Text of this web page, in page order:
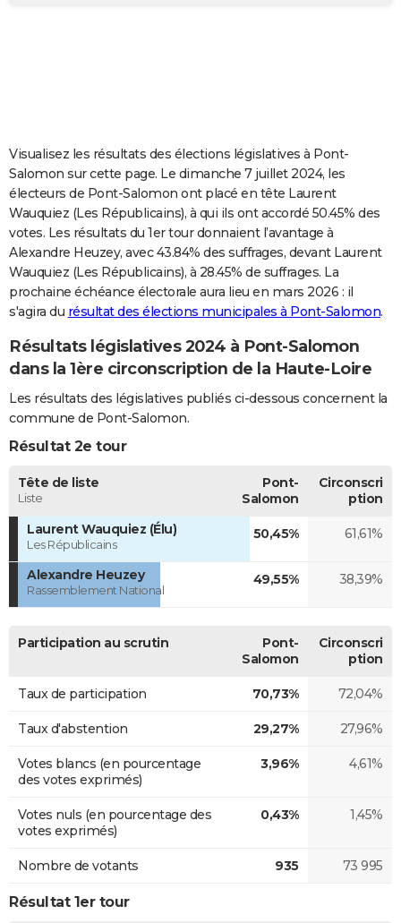
Carte de Noël
Carte Bonne année
Carte Saint-Valentin
Carte Pâques
Carte d'anniversaire
DICTIONNAIRE
Dictionnaire
Biographies
Citations
Expressions
Proverbes
COPAINS D'AVANT
S'inscrire
Se connecter
Lycées
Collèges
Primaires
Universités
Entreprises
Service militaire
Avis de recherche
AVIS DE DÉCÈS
FORUM
Bricolage
Lifestyle
Culture
Sport
Auto
Television
Voyage
Cinema
Visualisez les résultats des élections législatives à Pont-
Salomon sur cette page. Le dimanche 7 juillet 2024, les
électeurs de Pont-Salomon ont placé en tête Laurent
Wauquiez (Les Républicains), à qui ils ont accordé 50.45% des
votes. Les résultats du 1er tour donnaient l’avantage à
Alexandre Heuzey, avec 43.84% des suffrages, devant Laurent
Wauquiez (Les Républicains), à 28.45% de suffrages. La
prochaine échéance électorale aura lieu en mars 2026 : il
s'agira du résultat des élections municipales à Pont-Salomon.
Résultats législatives 2024 à Pont-Salomon
dans la 1ère circonscription de la Haute-Loire
Les résultats des législatives publiés ci-dessous concernent la
commune de Pont-Salomon.
Résultat 2e tour
Tête de liste
Liste
Pont-
Salomon
Circonscri
ption
Laurent Wauquiez (Élu)
Les Républicains
50,45% 61,61%
Alexandre Heuzey
Rassemblement National
49,55% 38,39%
Participation au scrutin
Pont-
Salomon
Circonscri
ption
Taux de participation 70,73% 72,04%
Taux d'abstention 29,27% 27,96%
Votes blancs (en pourcentage
des votes exprimés)
3,96% 4,61%
Votes nuls (en pourcentage des
votes exprimés)
0,43% 1,45%
Nombre de votants 935 73 995
Résultat 1er tour